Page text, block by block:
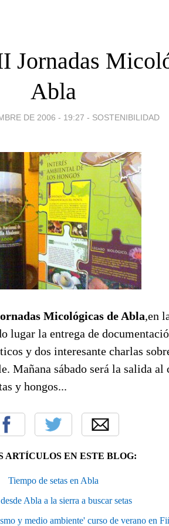
Jornadas
Abla
DE 2006 - 19:27 - SOSTENIBILIDAD
Micológicas de Abla,en
lugar la entrega de
y dos interesante charlas
Mañana sábado será la salida al
y hongos...
ARTÍCULOS EN ESTE BLOG:
Tiempo de setas en Abla
Abla a la sierra a buscar setas
y medio ambiente' curso de verano en